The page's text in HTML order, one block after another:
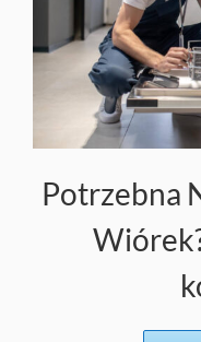
Potrzebna